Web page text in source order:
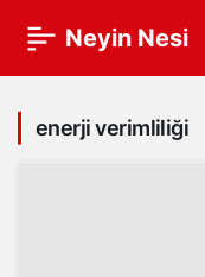
Neyin Nesi
enerji verimliliği